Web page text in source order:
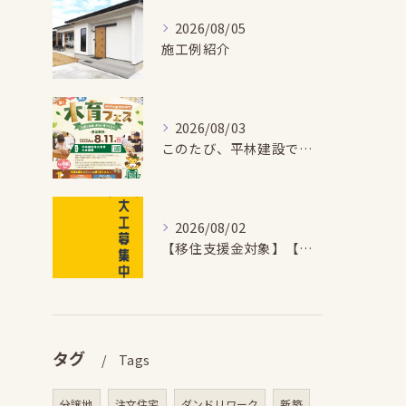
2026/08/05
施工例紹介
2026/08/03
このたび、平林建設では、お子さまが木とふれあい・木について学...
2026/08/02
【移住支援金対象】【未経験歓迎】大多喜町で「見えないところも...
タグ Tags